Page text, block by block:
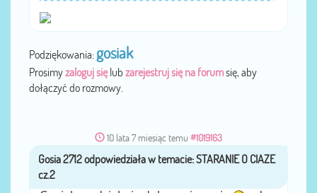
Podziękowania: gosiak
Prosimyzaloguj sięlub zarejestruj się na forumsię, aby
dołączyć do rozmowy.
10 lata 7 miesiąc temu #1019163
przezGosia 2712